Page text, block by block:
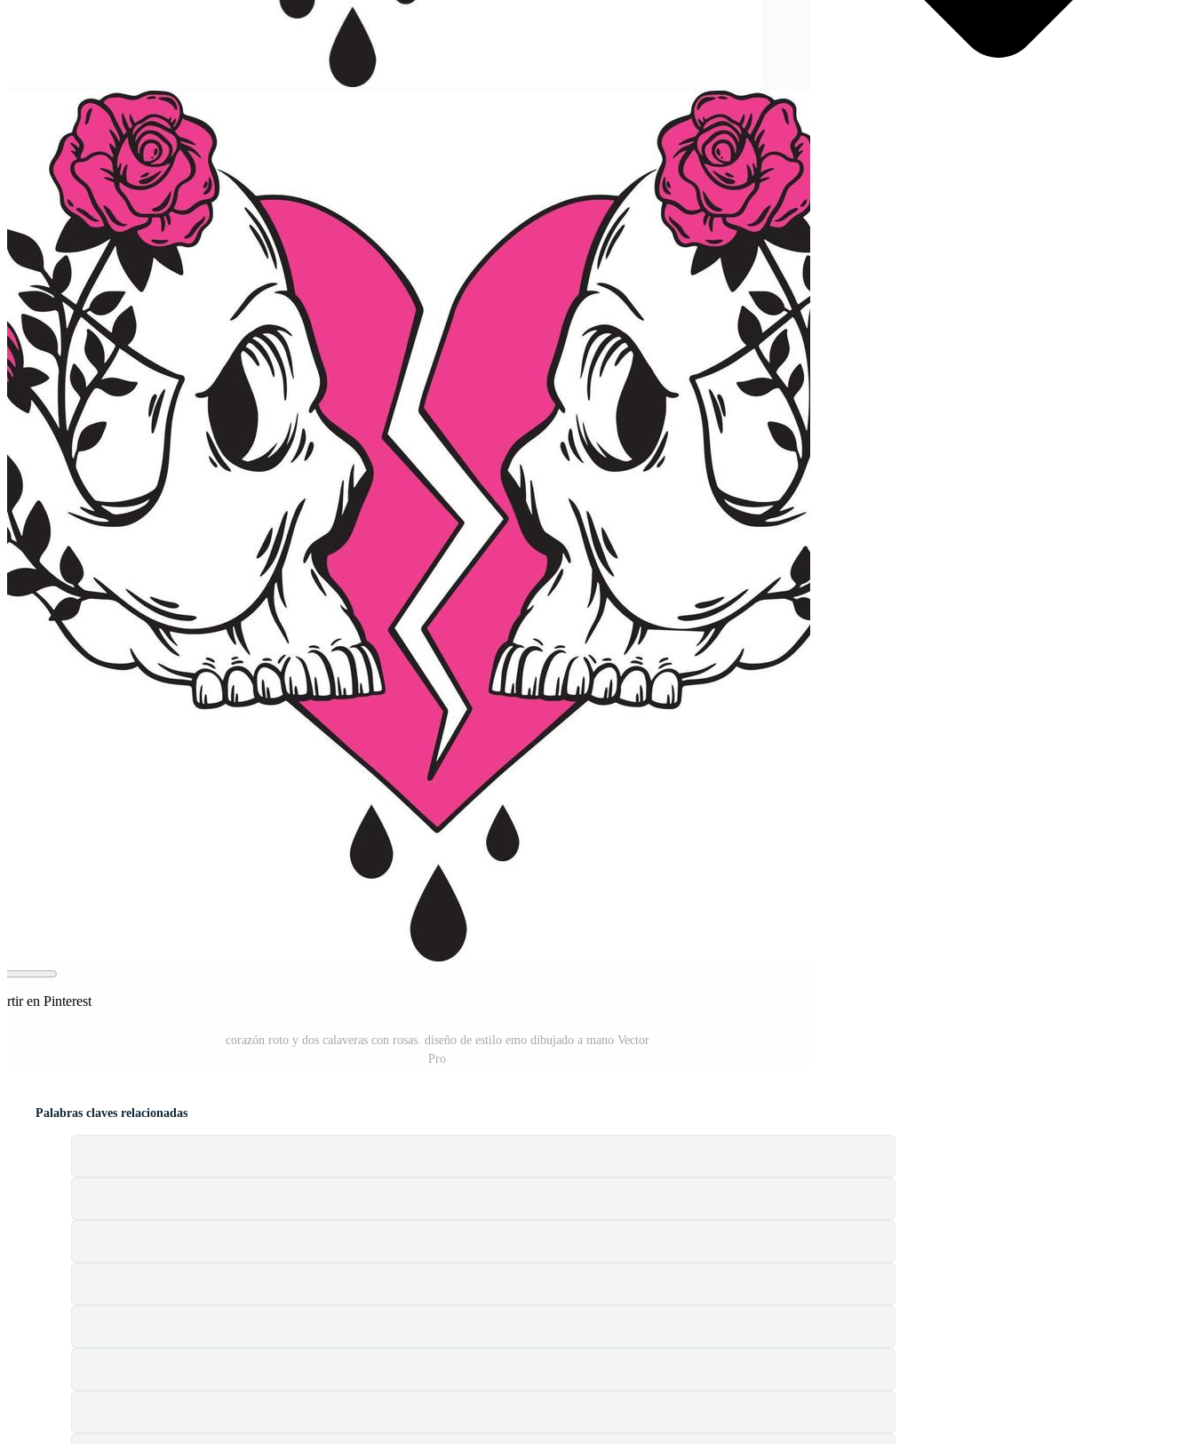
en Pinterest
corazón roto y dos calaveras con rosas. diseño de estilo emo dibujado a mano Vector
Pro
Palabras claves relacionadas